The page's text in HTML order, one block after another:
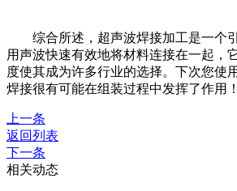
综合所述，超声波焊接加工是一个引
用声波快速有效地将材料连接在一起，
度使其成为许多行业的选择。下次您使
焊接很有可能在组装过程中发挥了作用！
上一条
返回列表
下一条
相关动态